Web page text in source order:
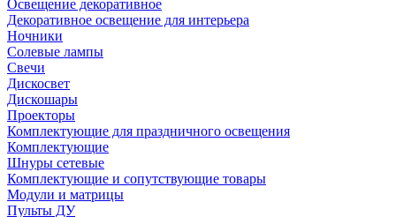
Освещение декоративное
Декоративное освещение для интерьера
Ночники
Солевые лампы
Свечи
Дискосвет
Дискошары
Проекторы
Комплектующие для праздничного освещения
Комплектующие
Шнуры сетевые
Комплектующие и сопутствующие товары
Модули и матрицы
Пульты ДУ